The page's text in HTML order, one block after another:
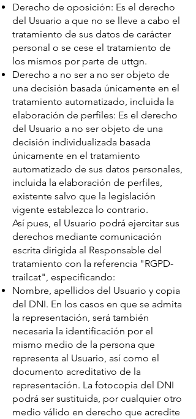
Derecho de oposición: Es el derecho
del Usuario a que no se lleve a cabo el
tratamiento de sus datos de carácter
personal o se cese el tratamiento de
los mismos por parte de uttgn.
Derecho a no ser a no ser objeto de
una decisión basada únicamente en el
tratamiento automatizado, incluida la
elaboración de perfiles: Es el derecho
del Usuario a no ser objeto de una
decisión individualizada basada
únicamente en el tratamiento
automatizado de sus datos personales,
incluida la elaboración de perfiles,
existente salvo que la legislación
vigente establezca lo contrario.
Así pues, el Usuario podrá ejercitar sus
derechos mediante comunicación
escrita dirigida al Responsable del
tratamiento con la referencia "RGPD-
trailcat", especificando:
Nombre, apellidos del Usuario y copia
del DNI. En los casos en que se admita
la representación, será también
necesaria la identificación por el
mismo medio de la persona que
representa al Usuario, así como el
documento acreditativo de la
representación. La fotocopia del DNI
podrá ser sustituida, por cualquier otro
medio válido en derecho que acredite